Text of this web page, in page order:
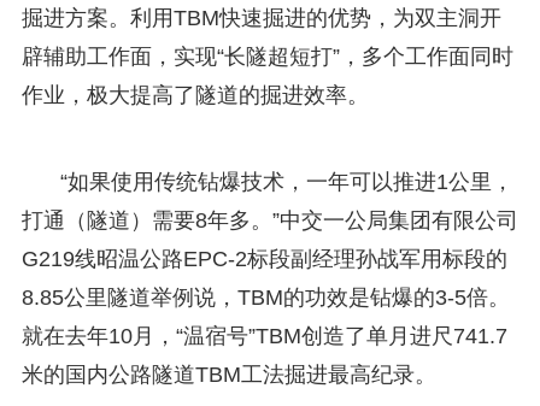
掘进方案。利用TBM快速掘进的优势，为双主洞开
辟辅助工作面，实现“长隧超短打”，多个工作面同时
作业，极大提高了隧道的掘进效率。
“如果使用传统钻爆技术，一年可以推进1公里，
打通（隧道）需要8年多。”中交一公局集团有限公司
G219线昭温公路EPC-2标段副经理孙战军用标段的
8.85公里隧道举例说，TBM的功效是钻爆的3-5倍。
就在去年10月，“温宿号”TBM创造了单月进尺741.7
米的国内公路隧道TBM工法掘进最高纪录。